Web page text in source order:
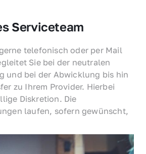
Serviceteam
telefonisch oder per Mail
Sie bei der neutralen
und bei der Abwicklung bis hin
zu Ihrem Provider. Hierbei
Diskretion. Die
laufen, sofern gewünscht,